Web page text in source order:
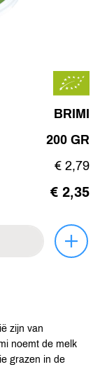
BRIMI
200 GR
€ 2,79
€ 2,35
zijn van
noemt de melk
grazen in de